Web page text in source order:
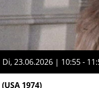
Di, 23.06.2026 | 10:55 -
(USA 1974)